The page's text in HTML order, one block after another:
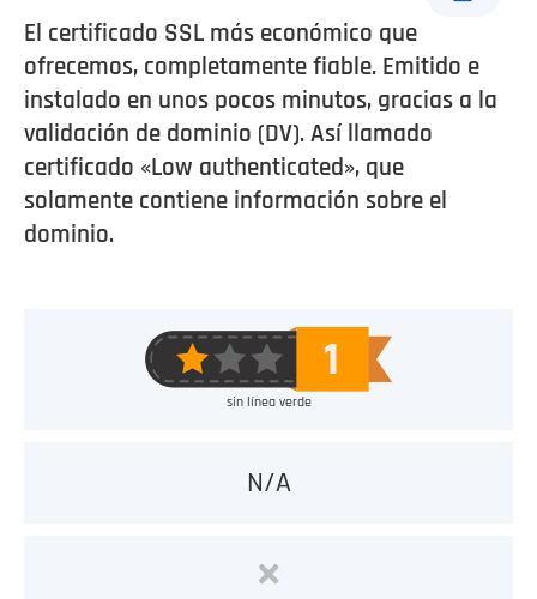
El certificado SSL más económico que
ofrecemos, completamente fiable. Emitido e
instalado en unos pocos minutos, gracias a la
validación de dominio (DV). Así llamado
certificado «Low authenticated», que
solamente contiene información sobre el
dominio.
sin línea verde
N/A